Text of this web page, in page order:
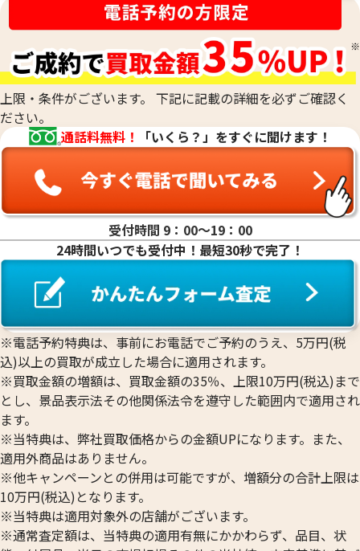
上限・条件がございます。 下記に記載の詳細を必ずご確認く
ださい。
通話料無料！
「いくら？」をすぐに聞けます！
受付時間 9：00〜19：00
24時間いつでも受付中！最短30秒で完了！
※電話予約特典は、事前にお電話でご予約のうえ、5万円(税
込)以上の買取が成立した場合に適用されます。
※買取金額の増額は、買取金額の35％、上限10万円(税込)まで
とし、景品表示法その他関係法令を遵守した範囲内で適用され
ます。
※当特典は、弊社買取価格からの金額UPになります。また、
適用外商品はありません。
※他キャンペーンとの併用は可能ですが、増額分の合計上限は
10万円(税込)となります。
※当特典は適用対象外の店舗がございます。
※通常査定額は、当特典の適用有無にかかわらず、品目、状